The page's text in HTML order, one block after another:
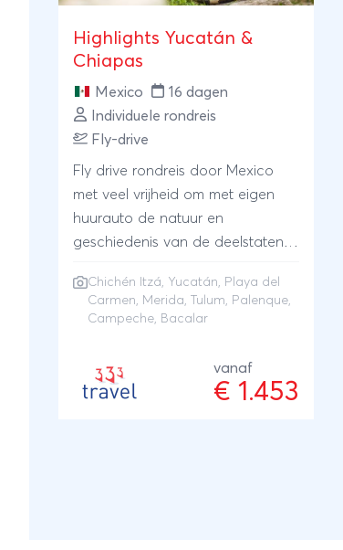
Highlights Yucatán &
Chiapas
Mexico
16 dagen
Individuele rondreis
Fly-drive
Fly drive rondreis door Mexico
met veel vrijheid om met eigen
huurauto de natuur en
geschiedenis van de deelstaten
Je bezoekt Chichén Itza, Merida,
Campeche, Palenque, Bacalar,
Chichén Itzá, Yucatán, Playa del
Carmen, Merida, Tulum, Palenque,
Campeche, Bacalar
vanaf
€ 1.453